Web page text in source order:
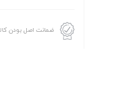
ضمانت اصل بودن